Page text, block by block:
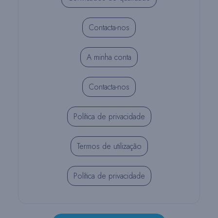
Contacta-nos
A minha conta
Contacta-nos
Política de privacidade
Termos de utilização
Política de privacidade